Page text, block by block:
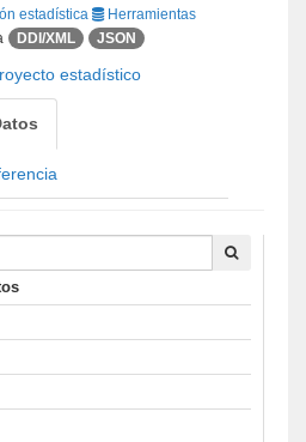
estadística
Herramientas
DDI/XML JSON
estadístico